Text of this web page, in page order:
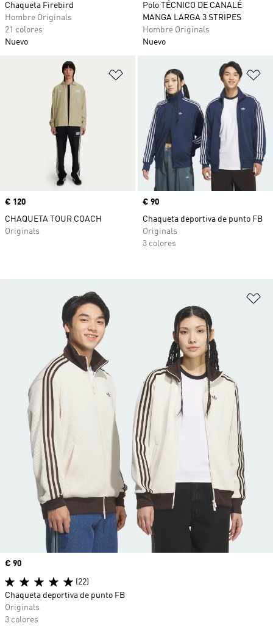
Chaqueta Firebird
Hombre Originals
21 colores
Nuevo
Polo TÉCNICO DE CANALÉ
MANGA LARGA 3 STRIPES
Hombre Originals
Nuevo
Añadir a la lista de deseos
Precio
€ 120
CHAQUETA TOUR COACH
Originals
Precio
€ 90
Chaqueta deportiva de punto FB
Originals
3 colores
Precio
€ 90
(22)
Chaqueta deportiva de punto FB
Originals
3 colores